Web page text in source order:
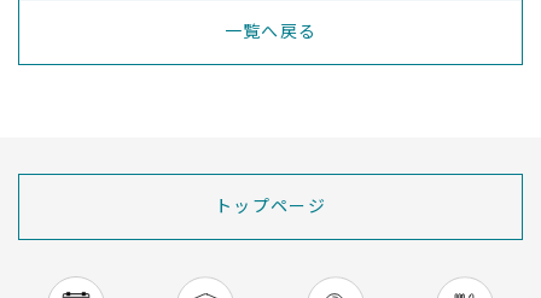
一覧へ戻る
トップページ